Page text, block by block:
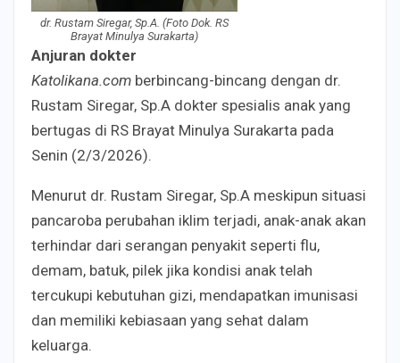
dr. Rustam Siregar, Sp.A. (Foto Dok. RS
Brayat Minulya Surakarta)
Anjuran dokter
Katolikana.com berbincang-bincang dengan dr.
Rustam Siregar, Sp.A dokter spesialis anak yang
bertugas di RS Brayat Minulya Surakarta pada
Senin (2/3/2026).
Menurut dr. Rustam Siregar, Sp.A meskipun situasi
pancaroba perubahan iklim terjadi, anak-anak akan
terhindar dari serangan penyakit seperti flu,
demam, batuk, pilek jika kondisi anak telah
tercukupi kebutuhan gizi, mendapatkan imunisasi
dan memiliki kebiasaan yang sehat dalam
keluarga.